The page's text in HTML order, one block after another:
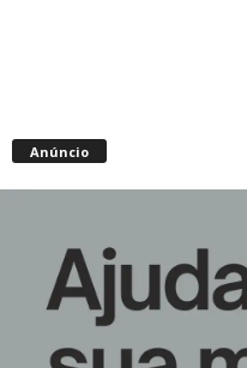
Anúncio